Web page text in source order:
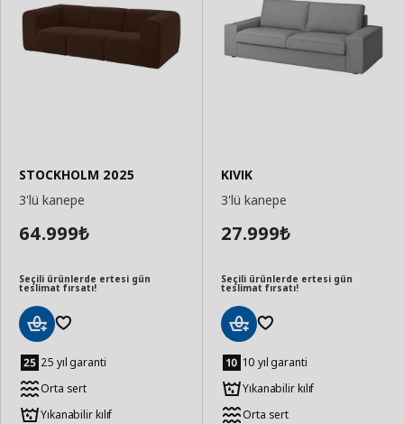
STOCKHOLM 2025
3'lü kanepe
64.999₺
Seçili ürünlerde ertesi gün
teslimat fırsatı!
Ekle 25 yıl garanti
Orta sert
Yıkanabilir kılıf
KIVIK
3'lü kanepe
27.999₺
Seçili ürünlerde ertesi gün
teslimat fırsatı!
Ekle 10 yıl garanti
Yıkanabilir kılıf
Orta sert